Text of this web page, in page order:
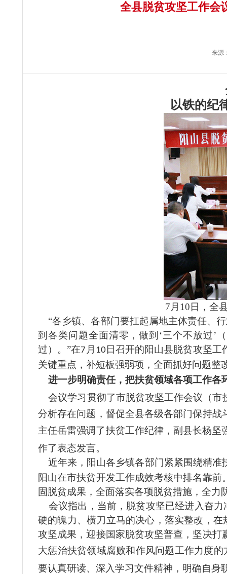
全县脱贫攻坚工作会
来源
以铁的纪
7月10日，全
“各乡镇、各部门要扛起属地主体责任、
到各类问题全面清零，做到‘三个不放过’
过）。”在7 月 10 日召开的阳山县脱贫攻坚
关键重点，补短板强弱项，全面抓好问题
进一步明确责任，把扶贫领域各项工作各
会议学习贯彻了市脱贫攻坚工作会议（
分析存在问题，督促全县各级各部门保持
主任岳雷强调了扶贫工作纪律，副县长杨
作了表态发言。
近年来 ，阳山各乡镇各部门紧紧围绕精
阳山在市扶贫开发工作成效考核中排名靠
固脱贫成果，全面落实各项脱贫措施，全
会议指出，当前，脱贫攻坚已经进入奋
硬的魄力、横刀立马的决心，落实整改，
攻坚成果，迎接国家脱贫攻坚普查，坚决
大惩治扶贫领域腐败和作风问题工作力度
要认真研读、深入学习文件精神，明确自